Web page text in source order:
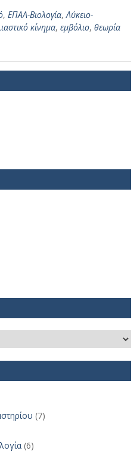
, ΕΠΑΛ-Βιολογία,Λύκειο-
κίνημα, εμβόλιο, θεωρία
(7)
(6)